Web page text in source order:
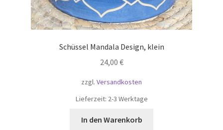
Schüssel Mandala Design, klein
24,00 €
zzgl. Versandkosten
Lieferzeit: 2-3 Werktage
In den Warenkorb